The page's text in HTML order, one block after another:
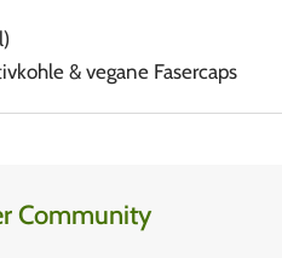
& vegane Fasercaps
Community